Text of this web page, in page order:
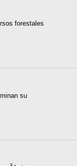
forestales
su